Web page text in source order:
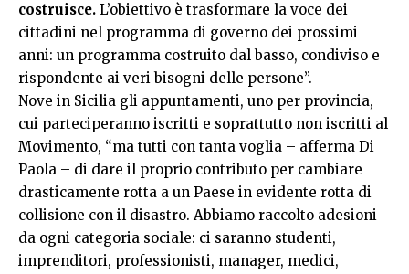
costruisce. L’obiettivo è trasformare la voce dei
cittadini nel programma di governo dei prossimi
anni: un programma costruito dal basso, condiviso e
rispondente ai veri bisogni delle persone”.
Nove in Sicilia gli appuntamenti, uno per provincia,
cui parteciperanno iscritti e soprattutto non iscritti al
Movimento, “ma tutti con tanta voglia – afferma Di
Paola – di dare il proprio contributo per cambiare
drasticamente rotta a un Paese in evidente rotta di
collisione con il disastro. Abbiamo raccolto adesioni
da ogni categoria sociale: ci saranno studenti,
imprenditori, professionisti, manager, medici,